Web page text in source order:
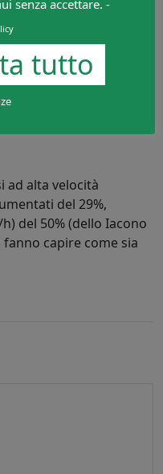
ad alta velocità
del 29%,
del 50% (dello Iacono
capire come sia
senza accettare. -
tutto